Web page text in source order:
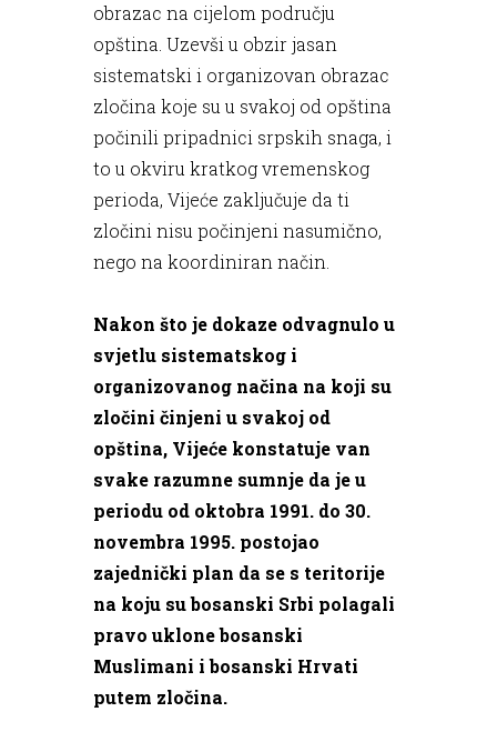
obrazac na cijelom području
opština. Uzevši u obzir jasan
sistematski i organizovan obrazac
zločina koje su u svakoj od opština
počinili pripadnici srpskih snaga, i
to u okviru kratkog vremenskog
perioda, Vijeće zaključuje da ti
zločini nisu počinjeni nasumično,
nego na koordiniran način.
Nakon što je dokaze odvagnulo u
svjetlu sistematskog i
organizovanog načina na koji su
zločini činjeni u svakoj od
opština, Vijeće konstatuje van
svake razumne sumnje da je u
periodu od oktobra 1991. do 30.
novembra 1995. postojao
zajednički plan da se s teritorije
na koju su bosanski Srbi polagali
pravo uklone bosanski
Muslimani i bosanski Hrvati
putem zločina.